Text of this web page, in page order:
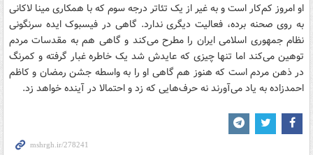
او امروز کم‌کار است و به غیر از یک تئاتر درجه سوم که با همکاری مینا لاکانی
به روی صحنه برده، فعالیت دیگری ندارد. گاهی در فیسبوک ایده سرنگونی
نظام جمهوری اسلامی ایران را مطرح می‌کند و گاهی هم به مقدسات مردم
توهین می‌کند اما تنها چیزی که عایدش شد یک خاطره غبار گرفته و کمرنگ
در ذهن مردم است که هنوز هم گاهی او را به واسطه جشن رمضان و کاظم
احمد‌زاده به یاد می‌آورند نه حرف‌هایی که زد و احتمالا در آینده خواهد زد.